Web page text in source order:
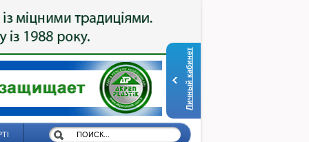
Личный кабинет